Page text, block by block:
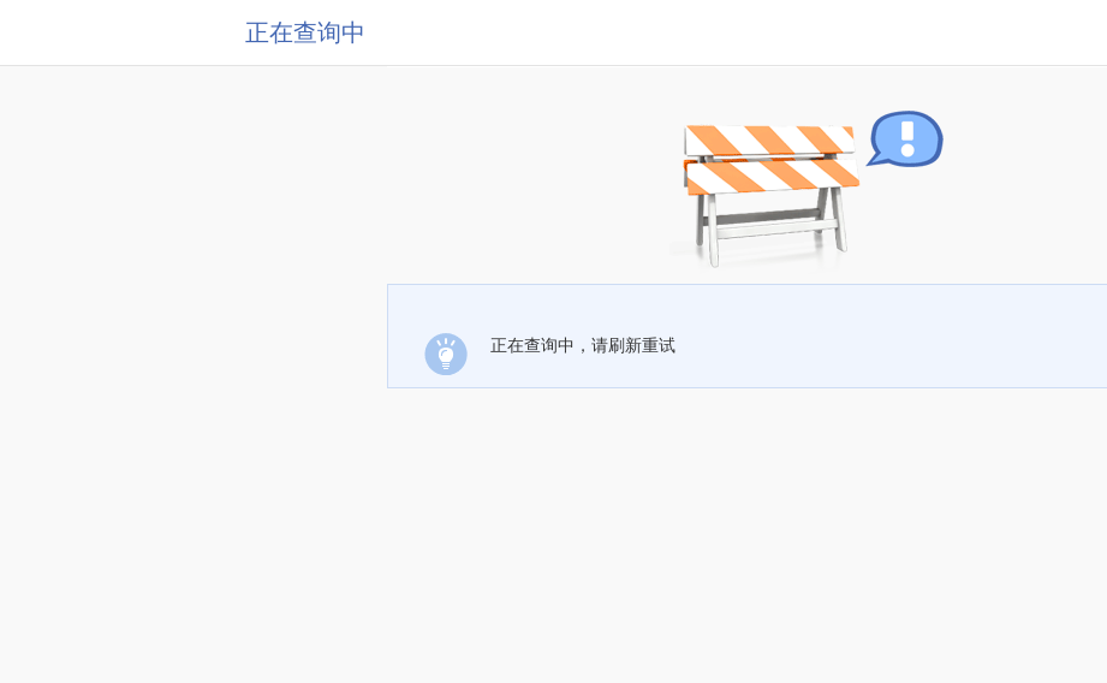
正在查询中
正在查询中，请刷新重试